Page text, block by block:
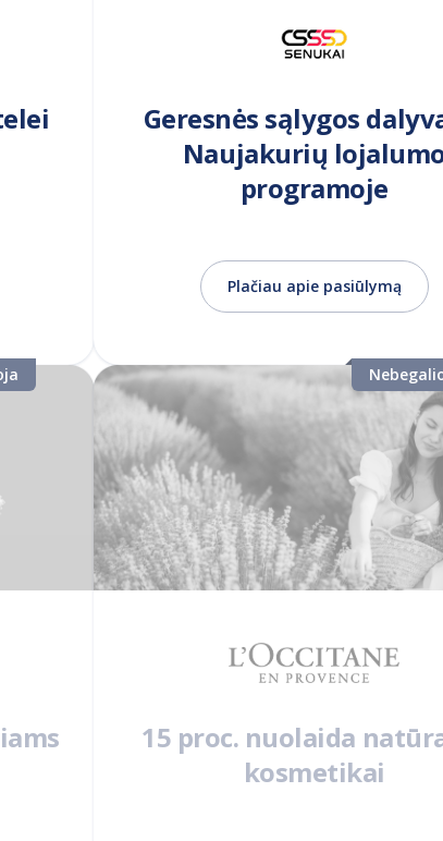
Geresnės sąlygos
Naujakurių
programoje
Plačiau apie pasiūlymą
15 proc. nuolaida
kosmetikai